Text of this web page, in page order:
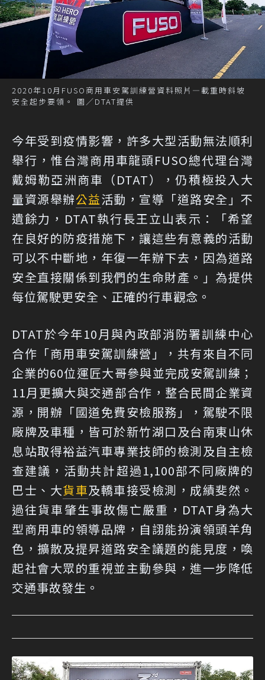
2020年10月FUSO商用車安駕訓練營資料照片—載重時斜坡
安全起步要領。 圖／DTAT提供
今年受到疫情影響，許多大型活動無法順利
舉行，惟台灣商用車龍頭FUSO總代理台灣
戴姆勒亞洲商車（DTAT），仍積極投入大
量資源舉辦公益活動，宣導「道路安全」不
遺餘力，DTAT執行長王立山表示：「希望
在良好的防疫措施下，讓這些有意義的活動
可以不中斷地，年復一年辦下去，因為道路
安全直接關係到我們的生命財產。」為提供
每位駕駛更安全、正確的行車觀念。
DTAT於今年10月與內政部消防署訓練中心
合作「商用車安駕訓練營」，共有來自不同
企業的60位運匠大哥參與並完成安駕訓練；
11月更擴大與交通部合作，整合民間企業資
源，開辦「國道免費安檢服務」，駕駛不限
廠牌及車種，皆可於新竹湖口及台南東山休
息站取得裕益汽車專業技師的檢測及自主檢
查建議，活動共計超過1,100部不同廠牌的
巴士、大貨車及轎車接受檢測，成績斐然。
過往貨車肇生事故傷亡嚴重，DTAT身為大
型商用車的領導品牌，自詡能扮演領頭羊角
色，擴散及提昇道路安全議題的能見度，喚
起社會大眾的重視並主動參與，進一步降低
交通事故發生。